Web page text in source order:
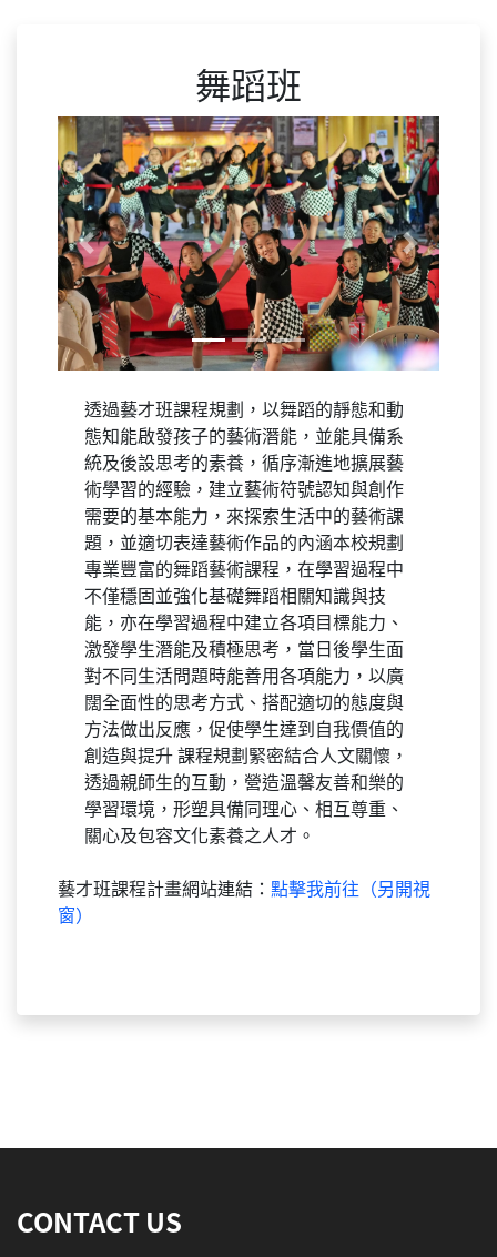
舞蹈班
Previous Next
透過藝才班課程規劃，以舞蹈的靜態和動
態知能啟發孩子的藝術潛能，並能具備系
統及後設思考的素養，循序漸進地擴展藝
術學習的經驗，建立藝術符號認知與創作
需要的基本能力，來探索生活中的藝術課
題，並適切表達藝術作品的內涵本校規劃
專業豐富的舞蹈藝術課程，在學習過程中
不僅穩固並強化基礎舞蹈相關知識與技
能，亦在學習過程中建立各項目標能力、
激發學生潛能及積極思考，當日後學生面
對不同生活問題時能善用各項能力，以廣
闊全面性的思考方式、搭配適切的態度與
方法做出反應，促使學生達到自我價值的
創造與提升 課程規劃緊密結合人文關懷，
透過親師生的互動，營造溫馨友善和樂的
學習環境，形塑具備同理心、相互尊重、
藝才班課程計畫網站連結：